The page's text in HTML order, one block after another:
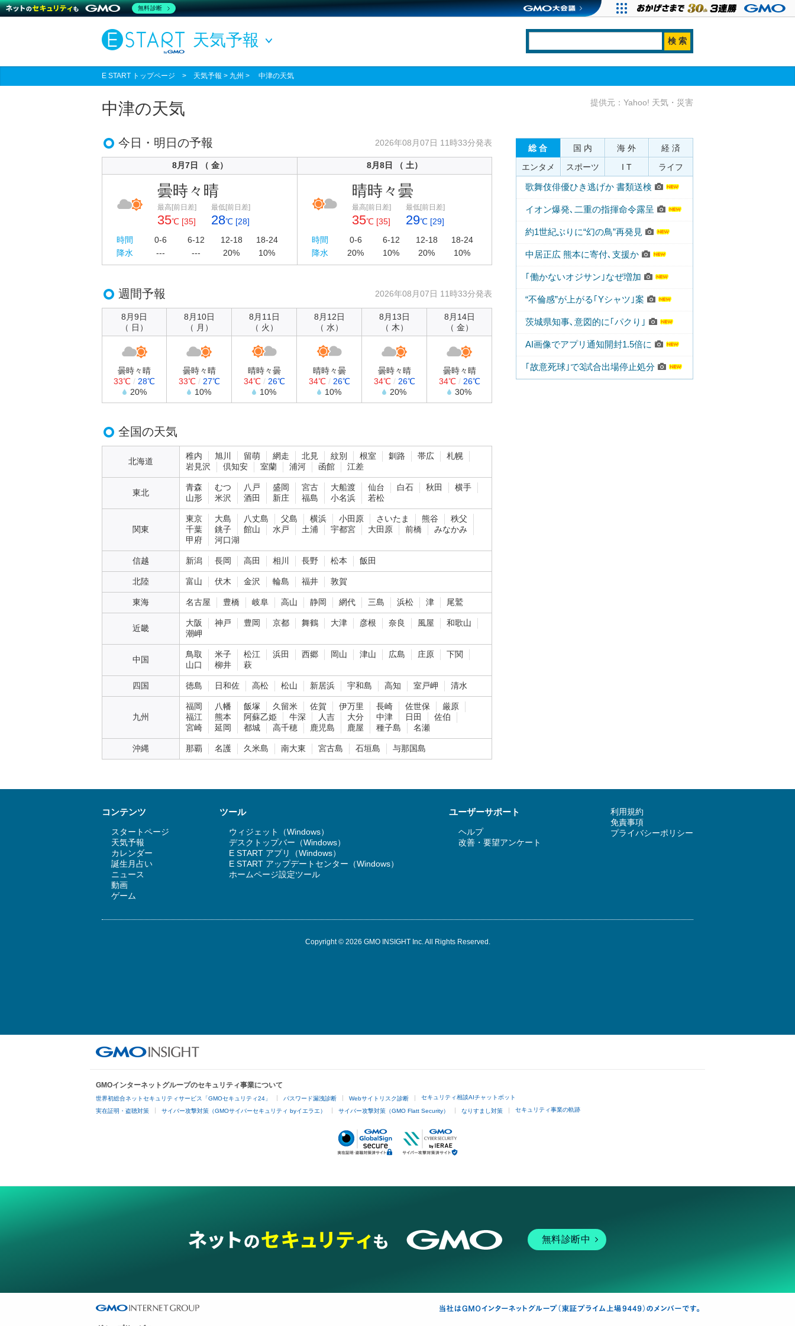
天気予報
E START トップページ > 天気予報 > 九州 > 中津の天気
中津の天気
今日・明日の予報 2026年08月07日 11時33分発表
8月7日 （ 金） 8月8日 （ 土）
曇時々晴
最高[前日差]
35℃ [35]
最低[前日差]
28℃ [28]
晴時々曇
最高[前日差]
35℃ [35]
最低[前日差]
29℃ [29]
時間
0-6 6-12 12-18
18-24
降水
--- --- 20% 10%
時間 0-6 6-12 12-18
18-24
降水
20% 10% 20% 10%
週間予報 2026年08月07日 11時33分発表
8月9日
（ 日）
8月10日
（ 月）
8月11日
（ 火）
8月12日
（ 水）
8月13日
（ 木）
8月14日
（ 金）
曇時々晴
33℃ / 28℃
20%
曇時々晴
33℃/ 27℃
10%
晴時々曇
34℃/ 26℃
10%
晴時々曇
34℃/ 26℃
10%
曇時々晴
34℃/ 26℃
20%
曇時々晴
34℃/ 26℃
30%
全国の天気
北海道
稚内 旭川 留萌 網走 北見 紋別 根室 釧路 帯広
札幌
岩見沢
倶知安 室蘭 浦河 函館 江差
東北
青森 むつ 八戸 盛岡 宮古 大船渡 仙台 白石 秋田
横手
山形
米沢 酒田 新庄 福島 小名浜 若松
関東
東京 大島 八丈島 父島 横浜 小田原 さいたま 熊谷
秩父
千葉
銚子 館山 水戸 土浦 宇都宮 大田原 前橋
みなかみ
甲府
河口湖
信越 新潟 長岡 高田 相川 長野 松本 飯田
北陸 富山 伏木 金沢 輪島 福井 敦賀
東海 名古屋 豊橋 岐阜 高山 静岡 網代 三島 浜松 津 尾鷲
近畿
大阪 神戸 豊岡 京都 舞鶴 大津 彦根 奈良 風屋
和歌山
潮岬
中国
鳥取 米子 松江 浜田 西郷 岡山 津山 広島 庄原
下関
山口
柳井 萩
四国 徳島 日和佐 高松 松山 新居浜 宇和島 高知 室戸岬 清水
九州
福岡 八幡 飯塚 久留米 佐賀 伊万里 長崎 佐世保
厳原
福江
熊本 阿蘇乙姫 牛深 人吉 大分 中津 日田
佐伯
宮崎
延岡 都城 高千穂 鹿児島 鹿屋 種子島 名瀬
沖縄 那覇 名護 久米島 南大東 宮古島 石垣島 与那国島
提供元：Yahoo! 天気・災害
総 合 国 内 海 外
経 済
エンタメ
スポーツ I T ライフ
歌舞伎俳優ひき逃げか 書類送検
イオン爆発､二重の指揮命令露呈
約1世紀ぶりに“幻の鳥”再発見
中居正広 熊本に寄付､支援か
｢働かないオジサン｣なぜ増加
“不倫感”が上がる｢Yシャツ｣案
茨城県知事､意図的に｢パクり｣
AI画像でアプリ通知開封1.5倍に
｢故意死球｣で3試合出場停止処分
コンテンツ
スタートページ
天気予報
カレンダー
誕生月占い
ニュース
動画
ゲーム
ツール
ウィジェット（Windows）
デスクトップバー（Windows）
E START アプリ（Windows）
E START アップデートセンター（Windows）
ホームページ設定ツール
ユーザーサポート
ヘルプ
改善・要望アンケート
利用規約
免責事項
プライバシーポリシー
Copyright © 2026 GMO INSIGHT Inc. All Rights Reserved.
GMOインターネットグループのセキュリティ事業について
世界初総合ネットセキュリティサービス「GMOセキュリティ24」 パスワード漏洩診断 Webサイトリスク診断 セキュリティ相談AIチャットボット
実在証明・盗聴対策 サイバー攻撃対策（GMOサイバーセキュリティ byイエラエ） サイバー攻撃対策（GMO Flatt Security） なりすまし対策 セキュリティ事業の軌跡
無料診断中
無料診断